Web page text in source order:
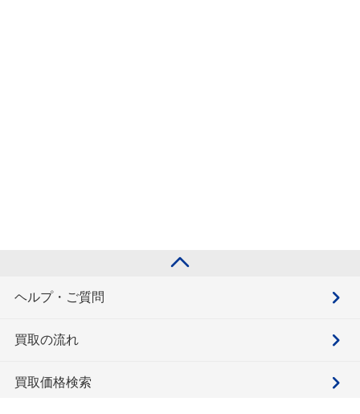
ヘルプ・ご質問
買取の流れ
買取価格検索